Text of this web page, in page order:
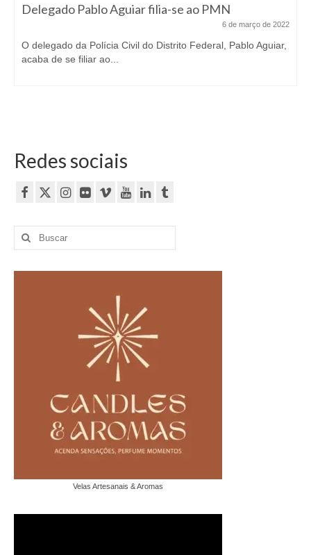
Delegado Pablo Aguiar filia-se ao PMN
6 de março de 2022
O delegado da Polícia Civil do Distrito Federal, Pablo Aguiar,
acaba de se filiar ao...
Redes sociais
Buscar
por:
Velas Artesanais & Aromas